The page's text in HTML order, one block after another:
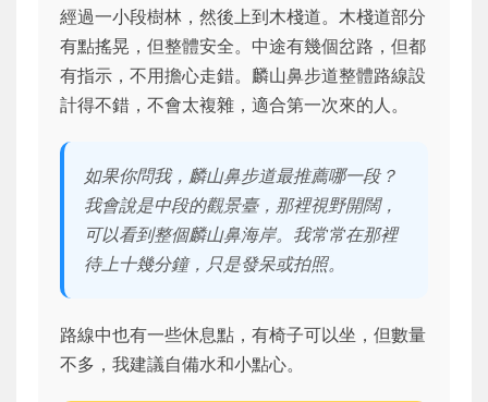
經過一小段樹林，然後上到木棧道。木棧道部分
有點搖晃，但整體安全。中途有幾個岔路，但都
有指示，不用擔心走錯。麟山鼻步道整體路線設
計得不錯，不會太複雜，適合第一次來的人。
如果你問我，麟山鼻步道最推薦哪一段？
我會說是中段的觀景臺，那裡視野開闊，
可以看到整個麟山鼻海岸。我常常在那裡
待上十幾分鐘，只是發呆或拍照。
路線中也有一些休息點，有椅子可以坐，但數量
不多，我建議自備水和小點心。